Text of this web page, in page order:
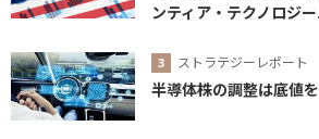
ンティア・テクノロジ
ストラテジーレポート
半導体株の調整は底値